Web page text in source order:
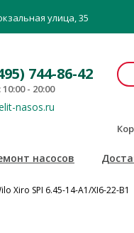
улица, 35
744-86-42
- 20:00
nasos.ru
насосов
Xiro SPI 6.45-14-A1/XI6-22-B1